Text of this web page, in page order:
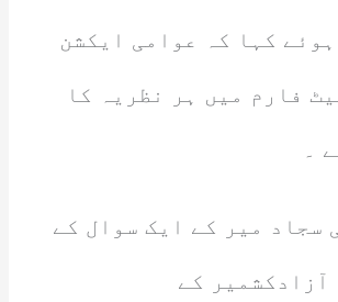
کہا کہ عوامی ایکشن
فارم میں ہر نظریہ کا
۔
سجاد میر کے ایک سوال کے
آزادکشمیر کے